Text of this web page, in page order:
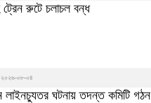
ট্রেন রুটে চলাচল বন্ধ
০৮-০৪
লাইনচ্যুতর ঘটনায় তদন্ত কমিটি গঠন